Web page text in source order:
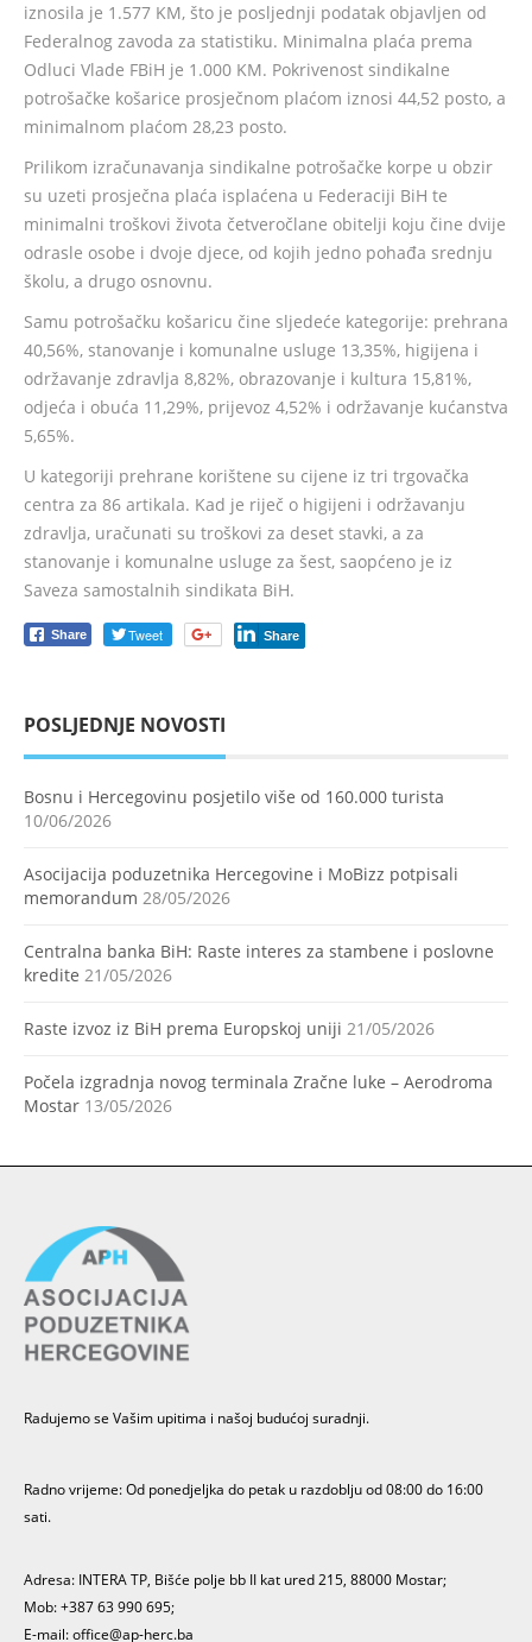
iznosila je 1.577 KM, što je posljednji podatak objavljen od
Federalnog zavoda za statistiku. Minimalna plaća prema
Odluci Vlade FBiH je 1.000 KM. Pokrivenost sindikalne
potrošačke košarice prosječnom plaćom iznosi 44,52 posto, a
minimalnom plaćom 28,23 posto.
Prilikom izračunavanja sindikalne potrošačke korpe u obzir
su uzeti prosječna plaća isplaćena u Federaciji BiH te
minimalni troškovi života četveročlane obitelji koju čine dvije
odrasle osobe i dvoje djece, od kojih jedno pohađa srednju
školu, a drugo osnovnu.
Samu potrošačku košaricu čine sljedeće kategorije: prehrana
40,56%, stanovanje i komunalne usluge 13,35%, higijena i
održavanje zdravlja 8,82%, obrazovanje i kultura 15,81%,
odjeća i obuća 11,29%, prijevoz 4,52% i održavanje kućanstva
5,65%.
U kategoriji prehrane korištene su cijene iz tri trgovačka
centra za 86 artikala. Kad je riječ o higijeni i održavanju
zdravlja, uračunati su troškovi za deset stavki, a za
stanovanje i komunalne usluge za šest, saopćeno je iz
Saveza samostalnih sindikata BiH.
Share Tweet Share
POSLJEDNJE NOVOSTI
Bosnu i Hercegovinu posjetilo više od 160.000 turista
10/06/2026
Asocijacija poduzetnika Hercegovine i MoBizz potpisali
memorandum 28/05/2026
Centralna banka BiH: Raste interes za stambene i poslovne
kredite 21/05/2026
Raste izvoz iz BiH prema Europskoj uniji 21/05/2026
Počela izgradnja novog terminala Zračne luke – Aerodroma
Mostar 13/05/2026
Radujemo se Vašim upitima i našoj budućoj suradnji.
Radno vrijeme: Od ponedjeljka do petak u razdoblju od 08:00 do 16:00
sati.
Adresa: INTERA TP, Bišće polje bb II kat ured 215, 88000 Mostar;
Mob: +387 63 990 695;
E-mail:office@ap-herc.ba